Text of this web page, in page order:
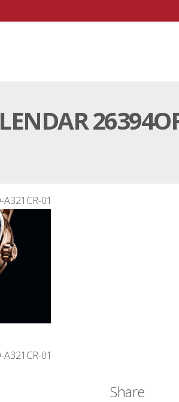
01
01
Share